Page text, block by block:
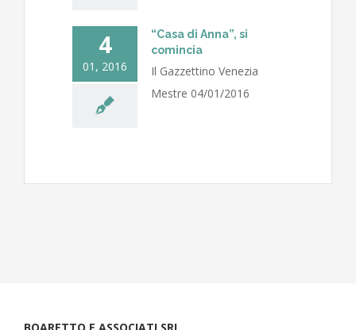
4
01, 2016
“Casa di Anna”, si
comincia
Il Gazzettino Venezia
Mestre 04/01/2016